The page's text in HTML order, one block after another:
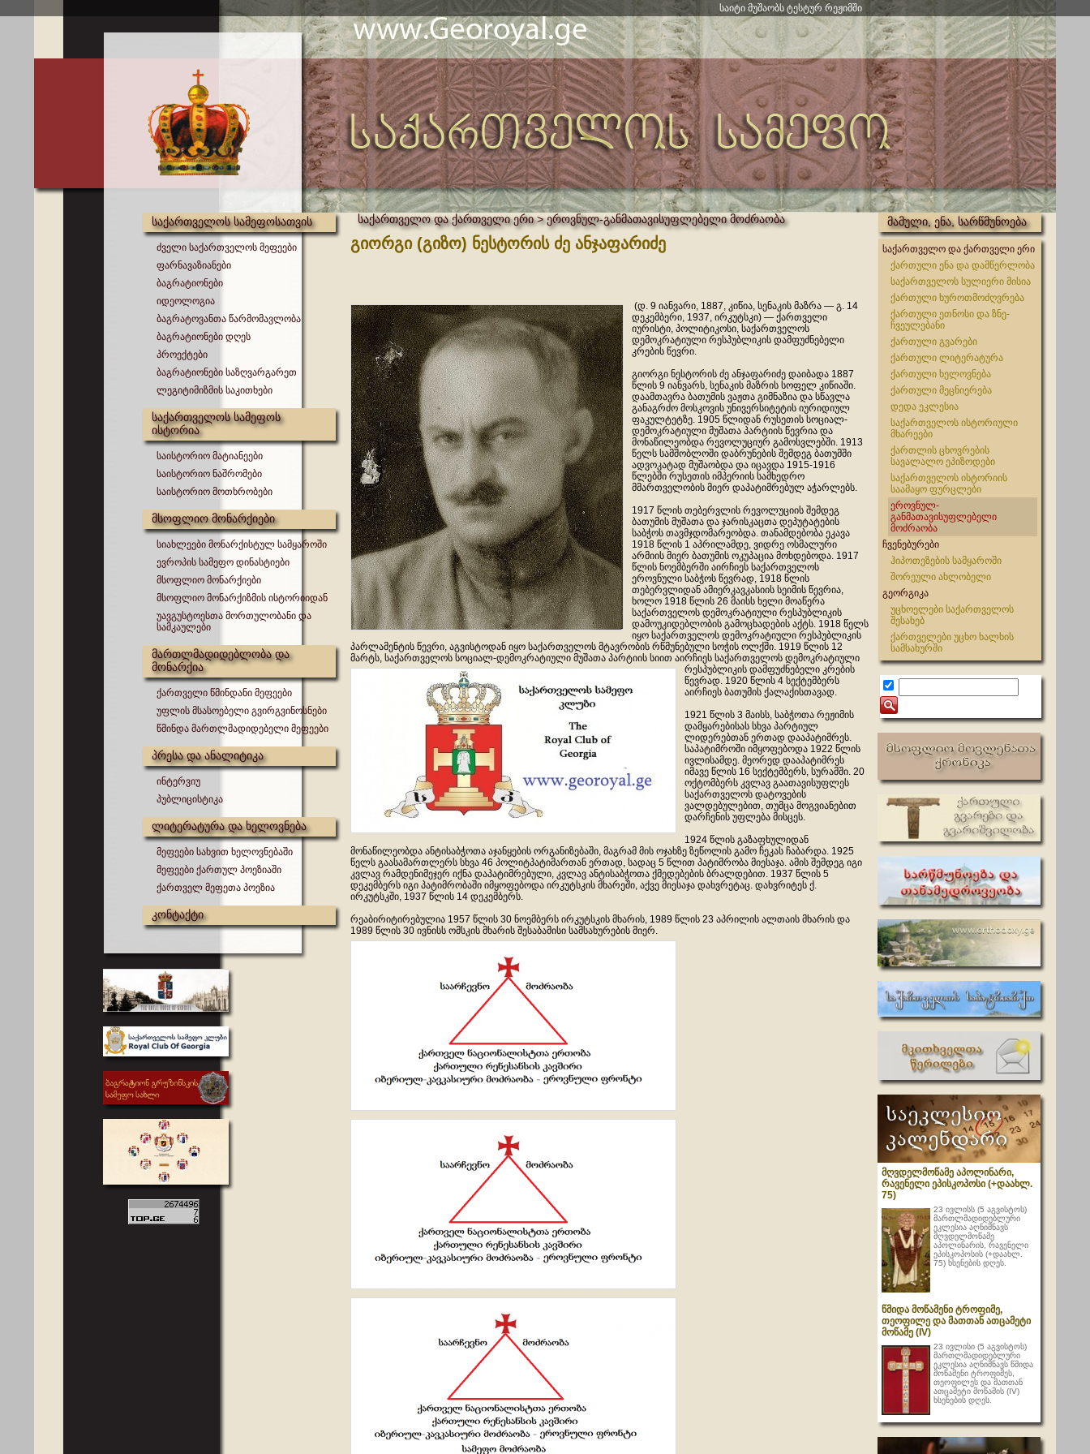
საიტი მუშაობს ტესტურ რეჟიმში
საქართველოს სამეფოსათვის
ძველი საქართველოს მეფეები
ფარნავაზიანები
ბაგრატიონები
იდეოლოგია
ბაგრატოვანთა წარმომავლობა
ბაგრატიონები დღეს
პროექტები
ბაგრატიონები საზღვარგარეთ
ლეგიტიმიზმის საკითხები
საქართველოს სამეფოს
ისტორია
საისტორიო მატიანეები
საისტორიო ნაშრომები
საისტორიო მოთხრობები
მსოფლიო მონარქიები
სიახლეები მონარქისტულ სამყაროში
ევროპის სამეფო დინასტიები
მსოფლიო მონარქიები
მსოფლიო მონარქიზმის ისტორიიდან
უავგუსტოესთა მორთულობანი და
სამკაულები
მართლმადიდებლობა და
მონარქია
ქართველი წმინდანი მეფეები
უფლის მსასოებელი გვირგვინოსნები
წმინდა მართლმადიდებელი მეფეები
პრესა და ანალიტიკა
ინტერვიუ
პუბლიცისტიკა
ლიტერატურა და ხელოვნება
მეფეები სახვით ხელოვნებაში
მეფეები ქართულ პოეზიაში
ქართველ მეფეთა პოეზია
კონტაქტი
საქართველო და ქართველი ერი > ეროვნულ-განმათავისუფლებელი მოძრაობა
გიორგი (გიზო) ნესტორის ძე ანჯაფარიძე
(დ. 9 იანვარი, 1887, კიწია, სენაკის მაზრა — გ. 14
დეკემბერი, 1937, ირკუტსკი) — ქართველი
იურისტი, პოლიტიკოსი, საქართველოს
დემოკრატიული რესპუბლიკის დამფუძნებელი
კრების წევრი.
გიორგი ნესტორის ძე ანჯაფარიძე დაიბადა 1887
წლის 9 იანვარს, სენაკის მაზრის სოფელ კიწიაში.
დაამთავრა ბათუმის ვაჟთა გიმნაზია და სწავლა
განაგრძო მოსკოვის უნივერსიტეტის იურიდიულ
ფაკულტეტზე. 1905 წლიდან რუსეთის სოციალ-
დემოკრატიული მუშათა პარტიის წევრია და
მონაწილეობდა რევოლუციურ გამოსვლებში. 1913
წელს სამშობლოში დაბრუნების შემდეგ ბათუმში
ადვოკატად მუშაობდა და იცავდა 1915-1916
წლებში რუსეთის იმპერიის სამხედრო
მმართველობის მიერ დაპატიმრებულ აჭარლებს.
1917 წლის თებერვლის რევოლუციის შემდეგ
ბათუმის მუშათა და ჯარისკაცთა დეპუტატების
საბჭოს თავმჯდომარეობდა. თანამდებობა ეკავა
1918 წლის 1 აპრილამდე, ვიდრე ოსმალური
არმიის მიერ ბათუმის ოკუპაცია მოხდებოდა. 1917
წლის ნოემბერში აირჩიეს საქართველოს
ეროვნული საბჭოს წევრად, 1918 წლის
თებერვლიდან ამიერკავკასიის სეიმის წევრია,
ხოლო 1918 წლის 26 მაისს ხელი მოაწერა
საქართველოს დემოკრატიული რესპუბლიკის
დამოუკიდებლობის გამოცხადების აქტს. 1918 წელს
იყო საქართველოს დემოკრატიული რესპუბლიკის
პარლამენტის წევრი, აგვისტოდან იყო საქართველოს მტავრობის რწმუნებული სოჭის ოლქში. 1919 წლის 12
მარტს, საქართველოს სოციალ-დემოკრატიული მუშათა პარტიის სიით აირჩიეს საქართველოს დემოკრატიული
რესპუბლიკის დამფუძნებელი კრების
წევრად. 1920 წლის 4 სექტემბერს
აირჩიეს ბათუმის ქალაქისთავად.
1921 წლის 3 მაისს, საბჭოთა რეჟიმის
დამყარებისას სხვა პარტიულ
ლიდერებთან ერთად დააპატიმრეს.
საპატიმროში იმყოფებოდა 1922 წლის
ივლისამდე. მეორედ დააპატიმრეს
იმავე წლის 16 სექტემბერს, სურამში. 20
ოქტომბერს კვლავ გაათავისუფლეს
საქართველოს დატოვების
ვალდებულებით, თუმცა მოგვიანებით
დარჩენის უფლება მისცეს.
1924 წლის გაზაფხულიდან
მონაწილეობდა ანტისაბჭოთა აჯანყების ორგანიზებაში, მაგრამ მის ოჯახზე ზეწოლის გამო ჩეკას ჩაბარდა. 1925
წელს გაასამართლერს სხვა 46 პოლიტპატიმართან ერთად, სადაც 5 წლით პატიმრობა მიესაჯა. ამის შემდეგ იგი
კვლავ რამდენიმეჯერ იქნა დაპატიმრებული, კვლავ ანტისაბჭოთა ქმედებების ბრალდებით. 1937 წლის 5
დეკემბერს იგი პატიმრობაში იმყოფებოდა ირკუტსკის მხარეში, აქვე მიესაჯა დახვრეტაც. დახვრიტეს ქ.
ირკუტსკში, 1937 წლის 14 დეკემბერს.
რეაბირიტირებულია 1957 წლის 30 ნოემბერს ირკუტსკის მხარის, 1989 წლის 23 აპრილის ალთაის მხარის და
1989 წლის 30 ივნისს ომსკის მხარის შესაბამისი სამსახურების მიერ.
მამული, ენა, სარწმუნოება
საქართველო და ქართველი ერი
ქართული ენა და დამწერლობა
საქართველოს სულიერი მისია
ქართული ხუროთმოძღვრება
ქართული ეთნოსი და ზნე-
ჩვეულებანი
ქართული გვარები
ქართული ლიტერატურა
ქართული ხელოვნება
ქართული მეცნიერება
დედა ეკლესია
საქართველოს ისტორიული
მხარეები
ქართლის ცხოვრების
სავალალო ეპიზოდები
საქართველოს ისტორიის
საამაყო ფურცლები
ეროვნულ-
განმათავისუფლებელი
მოძრაობა
ჩვენებურები
ჰიპოთეზების სამყაროში
შორეული ახლობელი
გეორგიკა
უცხოელები საქართველოს
შესახებ
ქართველები უცხო ხალხის
სამსახურში
მღვდელმოწამე აპოლინარი,
რავენელი ეპისკოპოსი (+დაახლ.
75)
23 ივლისს (5 აგვისტოს)
მართლმადიდებლური
ეკლესია აღნიშნავს
მღვდელმოწამე
აპოლინარის, რავენელი
ეპისკოპოსის (+დაახლ.
75) ხსენების დღეს.
წმიდა მოწამენი ტროფიმე,
თეოფილე და მათთან ათცამეტი
მოწამე (IV)
23 ივლისი (5 აგვისტოს)
მართლმადიდებლური
ეკლესია აღნიშნავს წმიდა
მოწამენი ტროფიმეს,
თეოფილეს და მათთან
ათცამეტი მოწამის (IV)
ხსენების დღეს.